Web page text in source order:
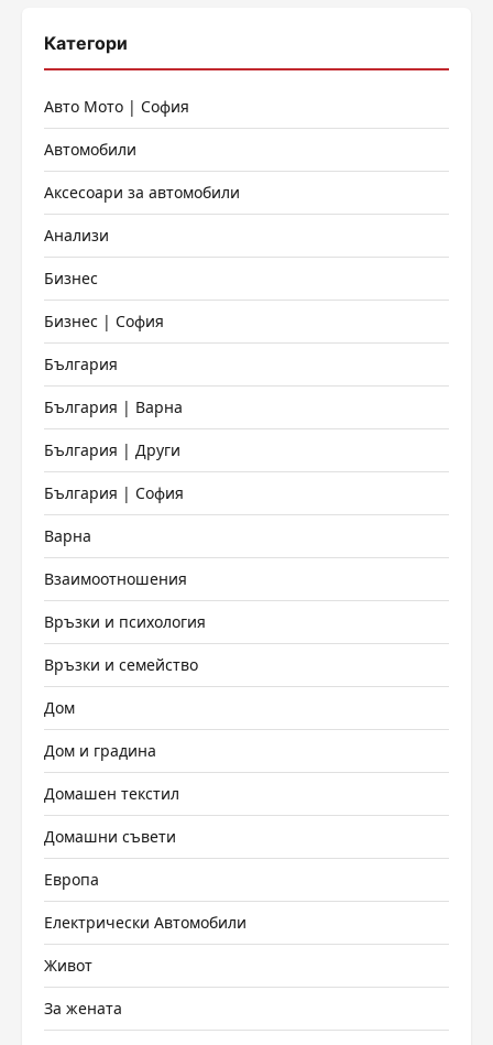
Категори
Авто Мото | София
Автомобили
Аксесоари за автомобили
Анализи
Бизнес
Бизнес | София
България
България | Варна
България | Други
България | София
Варна
Взаимоотношения
Връзки и психология
Връзки и семейство
Дом
Дом и градина
Домашен текстил
Домашни съвети
Европа
Електрически Автомобили
Живот
За жената